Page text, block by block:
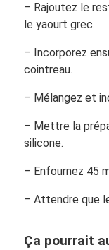
– Rajoutez le
le yaourt grec.
– Incorporez
cointreau.
– Mélangez et
– Mettre la
silicone.
– Enfournez 45
– Attendre que
Ça pourrait